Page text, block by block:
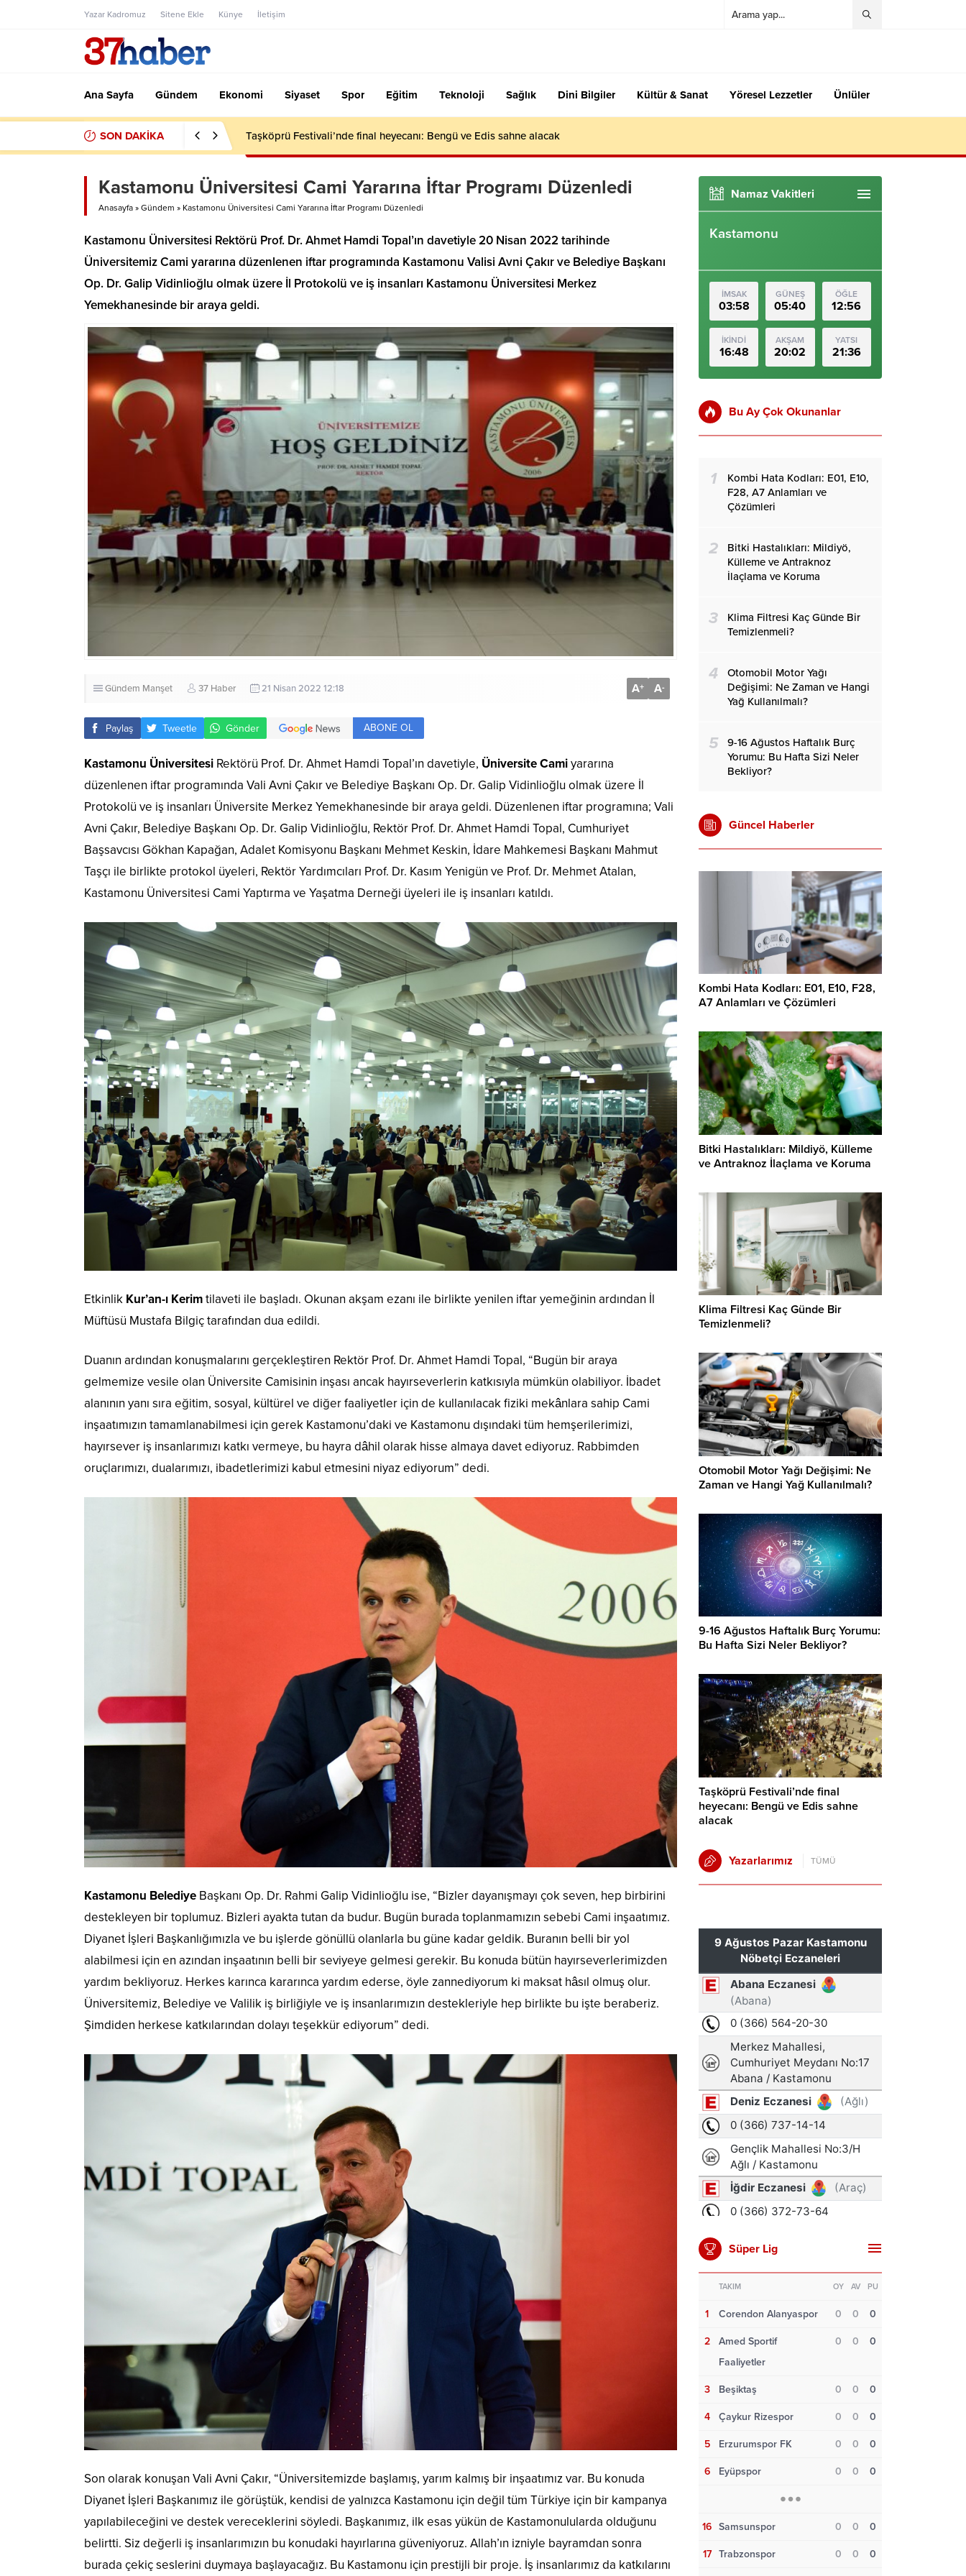
Yazar Kadromuz Sitene Ekle Künye İletişim
Ana Sayfa Gündem Ekonomi Siyaset Spor Eğitim Teknoloji Sağlık Dini Bilgiler Kültür & Sanat Yöresel Lezzetler Ünlüler
SON DAKİKA Taşköprü Festivali’nde final heyecanı: Bengü ve Edis sahne alacak
Kastamonu Üniversitesi Cami Yararına İftar Programı Düzenledi
Anasayfa » Gündem » Kastamonu Üniversitesi Cami Yararına İftar Programı Düzenledi
Kastamonu Üniversitesi Rektörü Prof. Dr. Ahmet Hamdi Topal’ın davetiyle 20 Nisan 2022 tarihinde
Üniversitemiz Cami yararına düzenlenen iftar programında Kastamonu Valisi Avni Çakır ve Belediye Başkanı
Op. Dr. Galip Vidinlioğlu olmak üzere İl Protokolü ve iş insanları Kastamonu Üniversitesi Merkez
Yemekhanesinde bir araya geldi.
Gündem Manşet 37 Haber 21 Nisan 2022 12:18 A+ A-
Paylaş Tweetle Gönder ABONE OL
Kastamonu Üniversitesi Rektörü Prof. Dr. Ahmet Hamdi Topal’ın davetiyle, Üniversite Camiyararına
düzenlenen iftar programında Vali Avni Çakır ve Belediye Başkanı Op. Dr. Galip Vidinlioğlu olmak üzere İl
Protokolü ve iş insanları Üniversite Merkez Yemekhanesinde bir araya geldi. Düzenlenen iftar programına; Vali
Avni Çakır, Belediye Başkanı Op. Dr. Galip Vidinlioğlu, Rektör Prof. Dr. Ahmet Hamdi Topal, Cumhuriyet
Başsavcısı Gökhan Kapağan, Adalet Komisyonu Başkanı Mehmet Keskin, İdare Mahkemesi Başkanı Mahmut
Taşçı ile birlikte protokol üyeleri, Rektör Yardımcıları Prof. Dr. Kasım Yenigün ve Prof. Dr. Mehmet Atalan,
Kastamonu Üniversitesi Cami Yaptırma ve Yaşatma Derneği üyeleri ile iş insanları katıldı.
Etkinlik Kur’an-ı Kerimtilaveti ile başladı. Okunan akşam ezanı ile birlikte yenilen iftar yemeğinin ardından İl
Müftüsü Mustafa Bilgiç tarafından dua edildi.
Duanın ardından konuşmalarını gerçekleştiren Rektör Prof. Dr. Ahmet Hamdi Topal, “Bugün bir araya
gelmemize vesile olan Üniversite Camisinin inşası ancak hayırseverlerin katkısıyla mümkün olabiliyor. İbadet
alanının yanı sıra eğitim, sosyal, kültürel ve diğer faaliyetler için de kullanılacak fiziki mekânlara sahip Cami
inşaatımızın tamamlanabilmesi için gerek Kastamonu’daki ve Kastamonu dışındaki tüm hemşerilerimizi,
hayırsever iş insanlarımızı katkı vermeye, bu hayra dâhil olarak hisse almaya davet ediyoruz. Rabbimden
oruçlarımızı, dualarımızı, ibadetlerimizi kabul etmesini niyaz ediyorum” dedi.
Kastamonu Belediye Başkanı Op. Dr. Rahmi Galip Vidinlioğlu ise, “Bizler dayanışmayı çok seven, hep birbirini
destekleyen bir toplumuz. Bizleri ayakta tutan da budur. Bugün burada toplanmamızın sebebi Cami inşaatımız.
Diyanet İşleri Başkanlığımızla ve bu işlerde gönüllü olanlarla bu güne kadar geldik. Buranın belli bir yol
alabilmesi için en azından inşaatının belli bir seviyeye gelmesi gerekir. Bu konuda bütün hayırseverlerimizden
yardım bekliyoruz. Herkes karınca kararınca yardım ederse, öyle zannediyorum ki maksat hâsıl olmuş olur.
Üniversitemiz, Belediye ve Valilik iş birliğiyle ve iş insanlarımızın destekleriyle hep birlikte bu işte beraberiz.
Şimdiden herkese katkılarından dolayı teşekkür ediyorum” dedi.
Son olarak konuşan Vali Avni Çakır, “Üniversitemizde başlamış, yarım kalmış bir inşaatımız var. Bu konuda
Diyanet İşleri Başkanımız ile görüştük, kendisi de yalnızca Kastamonu için değil tüm Türkiye için bir kampanya
yapılabileceğini ve destek vereceklerini söyledi. Başkanımız, ilk esas yükün de Kastamonulularda olduğunu
belirtti. Siz değerli iş insanlarımızın bu konudaki hayırlarına güveniyoruz. Allah’ın izniyle bayramdan sonra
burada çekiç seslerini duymaya başlayacağız. Bu Kastamonu için prestijli bir proje. İş insanlarımız da katkılarını
Namaz Vakitleri
Kastamonu
İMSAK
03:58
GÜNEŞ
05:40
ÖĞLE
12:56
İKİNDİ
16:48
AKŞAM
20:02
YATSI
21:36
Bu Ay Çok Okunanlar
1
Kombi Hata Kodları: E01, E10,
F28, A7 Anlamları ve
Çözümleri
2
Bitki Hastalıkları: Mildiyö,
Külleme ve Antraknoz
İlaçlama ve Koruma
3
Klima Filtresi Kaç Günde Bir
Temizlenmeli?
4
Otomobil Motor Yağı
Değişimi: Ne Zaman ve Hangi
Yağ Kullanılmalı?
5
9-16 Ağustos Haftalık Burç
Yorumu: Bu Hafta Sizi Neler
Bekliyor?
Güncel Haberler
Kombi Hata Kodları: E01, E10, F28,
A7 Anlamları ve Çözümleri
Bitki Hastalıkları: Mildiyö, Külleme
ve Antraknoz İlaçlama ve Koruma
Klima Filtresi Kaç Günde Bir
Temizlenmeli?
Otomobil Motor Yağı Değişimi: Ne
Zaman ve Hangi Yağ Kullanılmalı?
9-16 Ağustos Haftalık Burç Yorumu:
Bu Hafta Sizi Neler Bekliyor?
Taşköprü Festivali’nde final
heyecanı: Bengü ve Edis sahne
alacak
Yazarlarımız TÜMÜ
Süper Lig
TAKIM OY AV PU
1 Corendon Alanyaspor 0 0 0
2
Amed Sportif
Faaliyetler
0 0 0
3 Beşiktaş 0 0 0
4 Çaykur Rizespor 0 0 0
5 Erzurumspor FK 0 0 0
6 Eyüpspor 0 0 0
16 Samsunspor 0 0 0
17 Trabzonspor 0 0 0